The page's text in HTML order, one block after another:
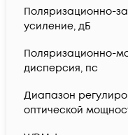
Поляризационно-
усиление, дБ
Поляризационно-
дисперсия, пс
Диапазон
оптической